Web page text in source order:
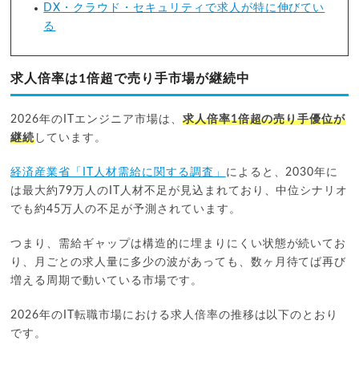
DX・クラウド・セキュリティで求人が特に伸びてい
る
求人倍率は1倍超で売り手市場が継続中
2026年のITエンジニア市場は、 求人倍率1倍超の売り手優位が
継続 しています。
経済産業省「IT人材需給に関する調査」 によると、2030年に
は最大約79万人のIT人材不足が見込まれており、中位シナリオ
でも約45万人の不足が予測されています。
つまり、需給ギャップは構造的に埋まりにくい状態が続いてお
り、月ごとの求人量に多少の波があっても、数ヶ月待てば再び
増える周期で動いている市場です。
2026年のIT転職市場における求人倍率の推移は以下のとおり
です。